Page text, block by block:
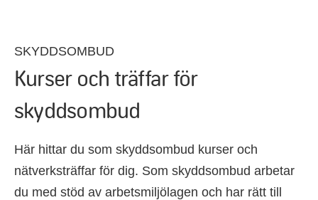
SKYDDSOMBUD
Kurser och träffar för
skyddsombud
Här hittar du som skyddsombud kurser och
nätverksträffar för dig. Som skyddsombud arbetar
du med stöd av arbetsmiljölagen och har rätt till